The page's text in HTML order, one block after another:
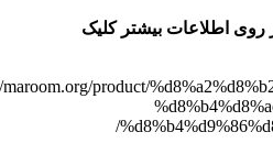
اطلاعات بیشتر کلیک
maroom.org/product/